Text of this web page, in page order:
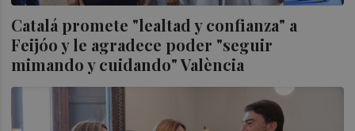
Catalá promete "lealtad y confianza" a
Feijóo y le agradece poder "seguir
mimando y cuidando" València